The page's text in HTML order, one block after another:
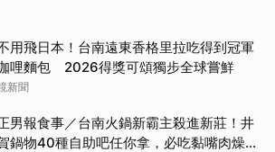
用飛日本！台南遠東香格里拉吃得到冠軍
哩麵包 2026得獎可頌獨步全球嘗鮮
新聞
男報食事／台南火鍋新霸主殺進新莊！井
鍋物40種自助吧任你拿，必吃黏嘴肉燥